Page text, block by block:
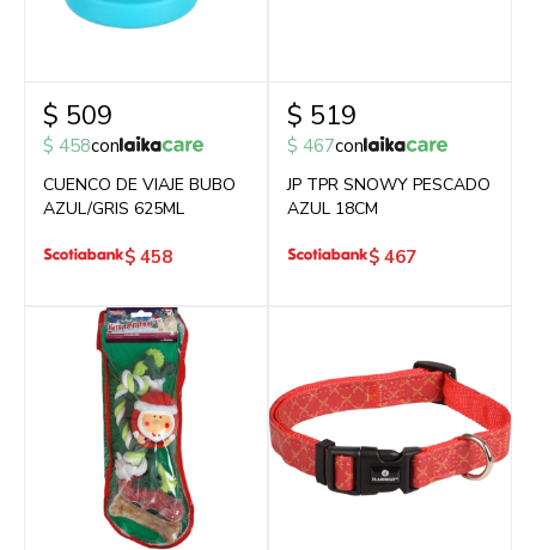
$ 509
$ 458con
CUENCO DE VIAJE BUBO
AZUL/GRIS 625ML
$ 458
$ 519
$ 467con
JP TPR SNOWY PESCADO
AZUL 18CM
$ 467